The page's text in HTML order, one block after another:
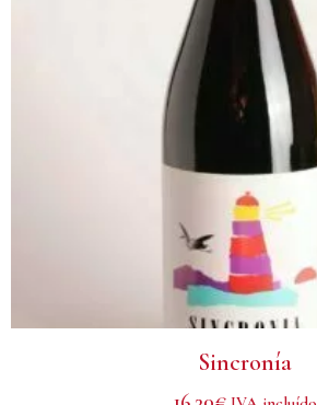
Sincronía